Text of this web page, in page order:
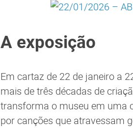
A exposição
Em cartaz de 22 de janeiro a
mais de três décadas de
transforma o museu em uma
por canções que atravessam